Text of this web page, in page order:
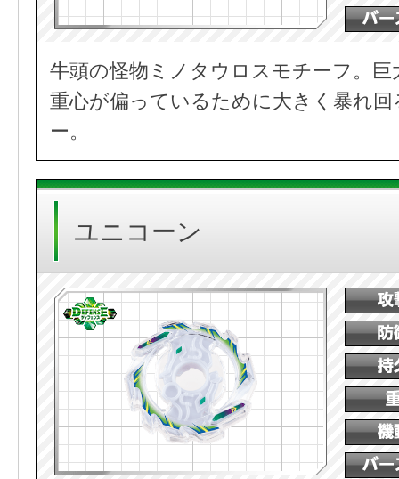
牛頭の怪物ミノタウロスモチーフ。
重心が偏っているために大きく暴れ
ー。
ユニコーン